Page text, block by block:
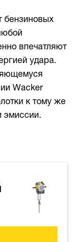
бензиновых
впечатляют
удара.
Wacker
к тому же
эмиссии.